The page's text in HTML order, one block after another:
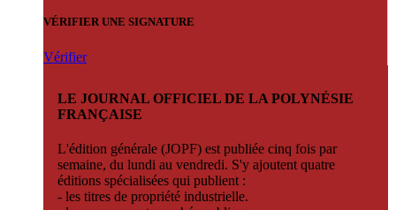
VÉRIFIER UNE SIGNATURE
Vérifier
LE JOURNAL OFFICIEL DE LA POLYNÉSIE
FRANÇAISE
L'édition générale (JOPF) est publiée cinq fois par
semaine, du lundi au vendredi. S'y ajoutent quatre
éditions spécialisées qui publient :
- les titres de propriété industrielle.